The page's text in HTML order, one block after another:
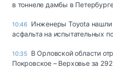
в тоннеле дамбы в
10:46 Инженеры Toyota
асфальта на испытательных
10:35 В Орловской области
Покровское – Верховье за